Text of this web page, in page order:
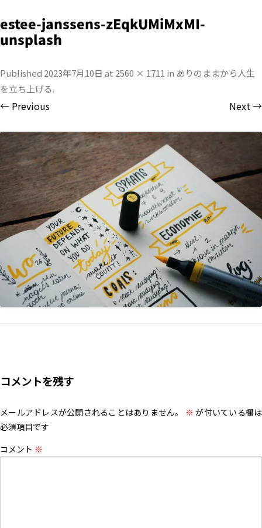
estee-janssens-zEqkUMiMxMI-
unsplash
Published 2023年7月10日 at 2560 × 1711 in ありのままから人生
を立ち上げる.
← Previous Next →
コメントを残す
メールアドレスが公開されることはありません。 ※ が付いている欄は
必須項目です
コメント ※